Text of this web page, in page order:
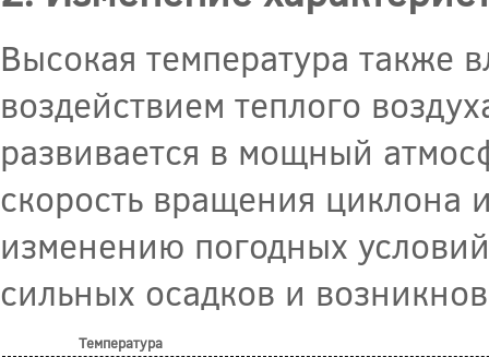
Высокая температура также
воздействием теплого
развивается в мощный
скорость вращения циклона
изменению погодных
сильных осадков и
Температура